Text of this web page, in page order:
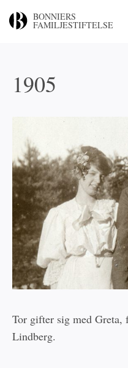
BONNIERS
FAMILJESTIFTELSE
1905
Tor gifter sig med Greta,
Lindberg.